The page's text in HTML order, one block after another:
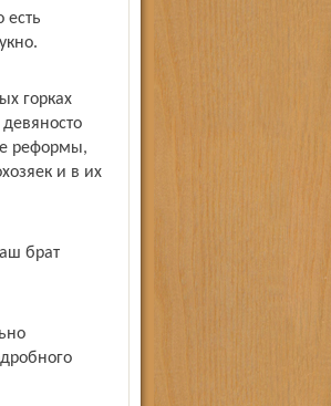
есть
горках
реформы,
и в их
брат